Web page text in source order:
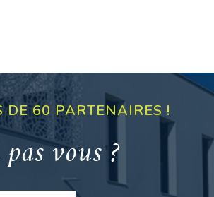
DE 60 PARTENAIRES !
vous ?